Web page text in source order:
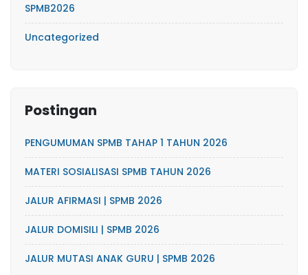
SPMB2026
Uncategorized
Postingan
PENGUMUMAN SPMB TAHAP 1 TAHUN 2026
MATERI SOSIALISASI SPMB TAHUN 2026
JALUR AFIRMASI | SPMB 2026
JALUR DOMISILI | SPMB 2026
JALUR MUTASI ANAK GURU | SPMB 2026